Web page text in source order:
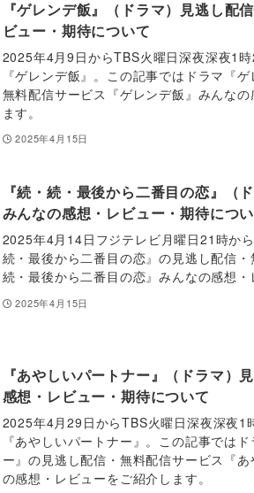
『ゲレンデ飯』（ドラマ）見逃し配
ビュー・期待について
2025年4月9日からTBS火曜日深夜深夜1
『ゲレンデ飯』。この記事ではドラマ『
無料配信サービス『ゲレンデ飯』みんな
ます。
2025年4月15日
『続・続・最後から二番目の恋』（
みんなの感想・レビュー・期待につ
2025年4月14日フジテレビ月曜日21時か
続・最後から二番目の恋』の見逃し配信・
続・最後から二番目の恋』みんなの感想・
2025年4月15日
『あやしいパートナー』（ドラマ）
感想・レビュー・期待について
2025年4月29日からTBS火曜日深夜深夜1
『あやしいパートナー』。この記事では
ー』の見逃し配信・無料配信サービス『
の感想・レビューをご紹介します。